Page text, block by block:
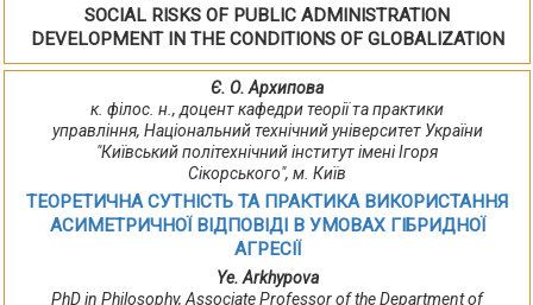
SOCIAL RISKS OF PUBLIC ADMINISTRATION
DEVELOPMENT IN THE CONDITIONS OF GLOBALIZATION
Є. О. Архипова
к. філос. н., доцент кафедри теорії та практики
управління, Національний технічний університет України
"Київський політехнічний інститут імені Ігоря
Сікорського", м. Київ
ТЕОРЕТИЧНА СУТНІСТЬ ТА ПРАКТИКА ВИКОРИСТАННЯ
АСИМЕТРИЧНОЇ ВІДПОВІДІ В УМОВАХ ГІБРИДНОЇ
АГРЕСІЇ
Ye. Arkhypova
PhD in Philosophy, Associate Professor of the Department of